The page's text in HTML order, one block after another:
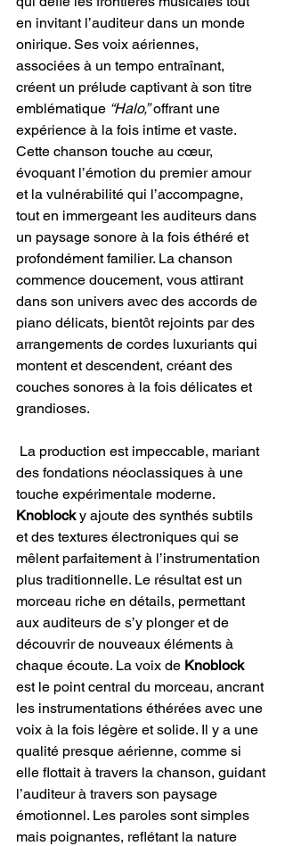
en invitant l’auditeur dans un monde
onirique. Ses voix aériennes,
associées à un tempo entraînant,
créent un prélude captivant à son titre
emblématique “Halo,” offrant une
expérience à la fois intime et vaste.
Cette chanson touche au cœur,
évoquant l’émotion du premier amour
et la vulnérabilité qui l’accompagne,
tout en immergeant les auditeurs dans
un paysage sonore à la fois éthéré et
profondément familier. La chanson
commence doucement, vous attirant
dans son univers avec des accords de
piano délicats, bientôt rejoints par des
arrangements de cordes luxuriants qui
montent et descendent, créant des
couches sonores à la fois délicates et
grandioses.
des fondations néoclassiques à une
touche expérimentale moderne.
Knoblock y ajoute des synthés subtils
et des textures électroniques qui se
mêlent parfaitement à l’instrumentation
plus traditionnelle. Le résultat est un
morceau riche en détails, permettant
aux auditeurs de s’y plonger et de
découvrir de nouveaux éléments à
chaque écoute. La voix de Knoblock
est le point central du morceau, ancrant
les instrumentations éthérées avec une
voix à la fois légère et solide. Il y a une
qualité presque aérienne, comme si
elle flottait à travers la chanson, guidant
l’auditeur à travers son paysage
émotionnel. Les paroles sont simples
mais poignantes, reflétant la nature